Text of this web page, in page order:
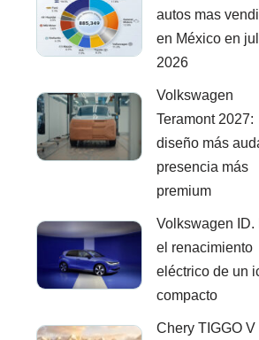
autos mas
en México en
2026
Volkswagen
Teramont 2027:
diseño más
presencia más
premium
Volkswagen ID.
el renacimiento
eléctrico de un
compacto
Chery TIGGO V